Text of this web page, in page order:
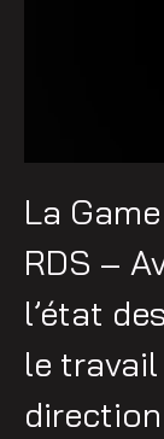
La
RDS –
l’état
le